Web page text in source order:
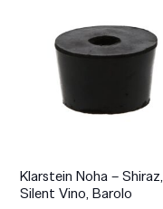
Klarstein Noha – Shiraz,
Silent Vino, Barolo